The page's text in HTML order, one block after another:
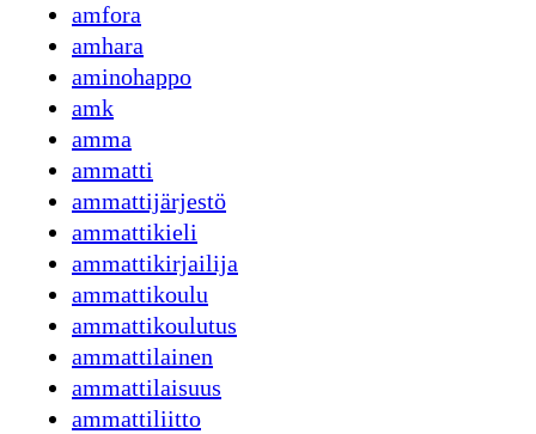
amfora
amhara
aminohappo
amk
amma
ammatti
ammattijärjestö
ammattikieli
ammattikirjailija
ammattikoulu
ammattikoulutus
ammattilainen
ammattilaisuus
ammattiliitto